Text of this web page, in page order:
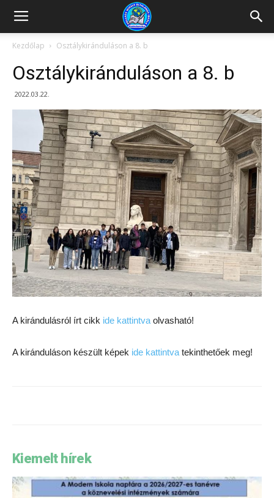
Kazincbarcikai
Pollack
Általános
Iskola
Kezdőlap Osztálykiránduláson a 8. b
Osztálykiránduláson a 8. b
2022.03.22.
A kirándulásról írt cikk ide kattintva olvasható!
A kiránduláson készült képek ide kattintva tekinthetőek meg!
Kiemelt hírek